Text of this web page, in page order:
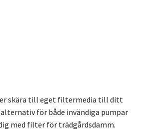
skära till eget filtermedia till ditt
för både invändiga pumpar
med filter för trädgårdsdamm.